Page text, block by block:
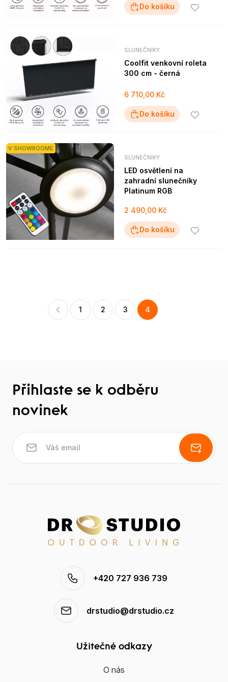
Do košíku
SLUNEČNÍKY
Coolfit venkovní roleta
300 cm - černá
6 710,00 Kč
Do košíku
V SHOWROOME
SLUNEČNÍKY
LED osvětlení na
zahradní slunečníky
Platinum RGB
2 490,00 Kč
Do košíku
1 2 3 4
Přihlaste se k odběru
novinek
+420 727 936 739
drstudio@drstudio.cz
Užitečné odkazy
O nás